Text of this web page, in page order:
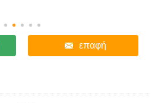
επαφή